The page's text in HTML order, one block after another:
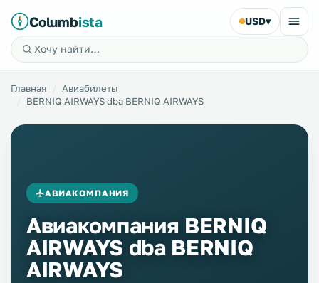
Columbista USD▾
Главная
Авиабилеты
BERNIQ AIRWAYS dba BERNIQ AIRWAYS
АВИАКОМПАНИЯ
Авиакомпания BERNIQ
AIRWAYS dba BERNIQ
AIRWAYS